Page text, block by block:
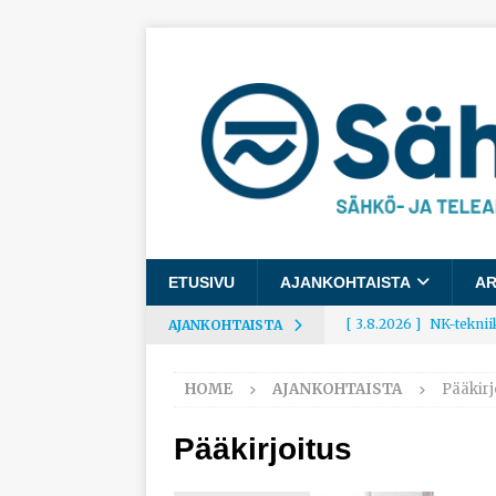
ETUSIVU AJANKOHTAISTA
AJANKOHTAISTA [ 3.8.2026 ] NK-
[ 3.8.2026 ]
HOME AJANKOHTAISTA
Pääkirjoitus